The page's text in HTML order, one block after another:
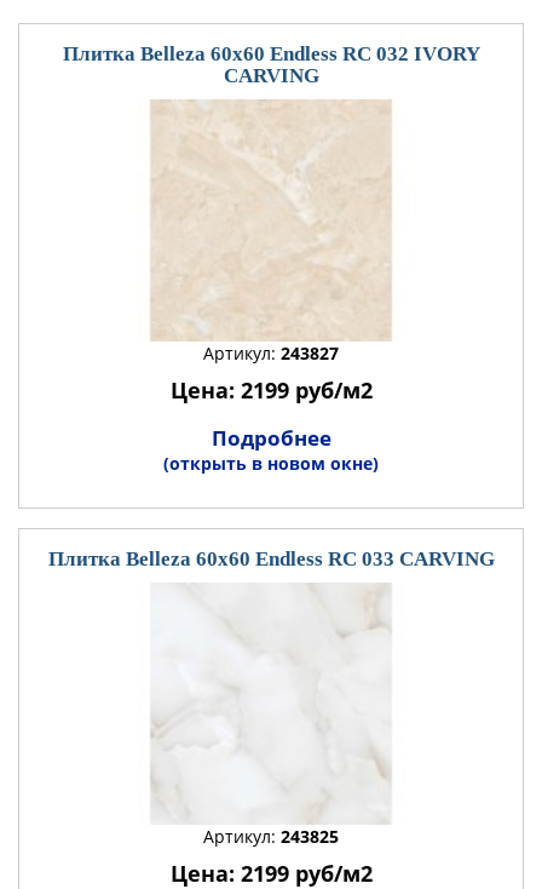
Плитка Belleza 60x60 Endless RC 032 IVORY
CARVING
Артикул: 243827
Цена: 2199 руб/м2
Подробнее
(открыть в новом окне)
Плитка Belleza 60x60 Endless RC 033 CARVING
Артикул: 243825
Цена: 2199 руб/м2